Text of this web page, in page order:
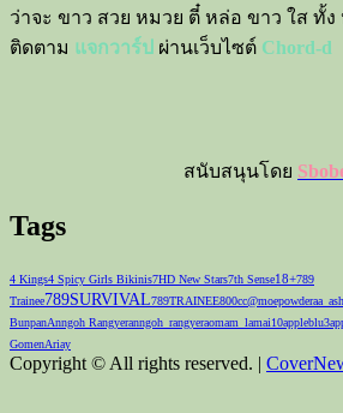
ว่าจะ ขาว สวย หมวย ตี๋ หล่อ ขาว ใส ทั้
ติดตาม แจกวาร์ป ผ่านเว็บไซต์ Chord-d
สนับสนุนโดย
Tags
4 Kings4 Spicy Girls Bikinis7HD New Stars7th Sense18+789
Trainee789SURVIVAL789TRAINEE800cc@moepowder
BunpanAnngoh Rangyeranngoh_rangyeraomam_lamai10appleblu3
GomenAriay
Copyright © All rights reserved. |